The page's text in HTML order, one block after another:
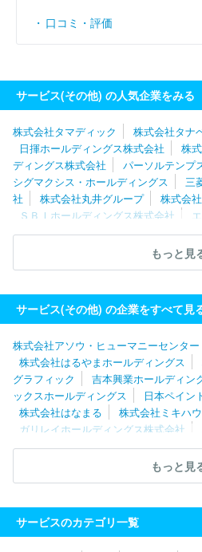
口コミ・評価
サービス(その他) の人気企業をみる
株式会社タマディック
株式会社タナ
日揮ホールディングス株式会社
株
ディングス株式会社
パーソルテンプ
シグマクシス・ホールディングス
三
社
株式会社丸井グループ
株式会
ＳＢＩホールディングス株式会社
ィット・ワン
株式会社レイヤーズ・
ディップ株式会社 株式
カルシステム株式会社
ム株式会社
ＧＭＯペイメントゲート
ルディングス株式会社
株式会社ネオ
博報堂プロダクツ
ソーバル株式会社
もっと見
サービス(その他) の企業をすべて見
株式会社アソウ・ヒューマニーセンター
株式会社はるやまホールディングス
グラフィック
吉本興業ホールディン
ックスホールディングス
日本ペイン
株式会社はなまる
株式会社ミキハ
ガリレイホールディングス株式会社
式会社システムサポートホールディン
ダイドーグループ
ウェル
株式会社ホンダテクノフォー
ス株式会社
ＲＸ Ｊａｐａｎ合同会社
もっと見
サービスのカテゴリ一覧